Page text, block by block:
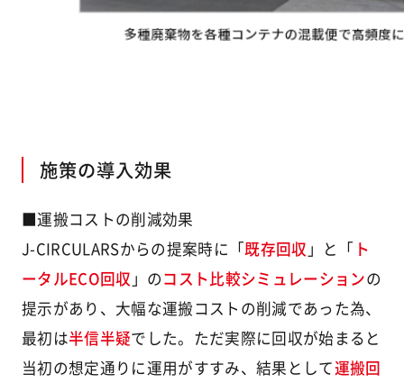
施策の導入効果
■運搬コストの削減効果
J-CIRCULARSからの提案時に「既存回収 」と「 ト
ータルECO回収 」のコスト比較シミュレーションの
提示があり、大幅な運搬コストの削減であった為、
最初は半信半疑でした。ただ実際に回収が始まると
当初の想定通りに運用がすすみ、結果として運搬回